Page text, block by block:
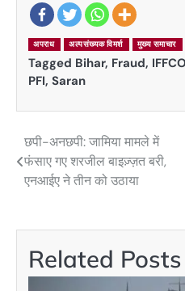
अपराध अल्पसंख्यक विमर्श मुख्य समाचार
Tagged Bihar, Fraud, IFFCO
PFI, Saran
Post
navigation
छपी-अनछपी: जामिया मामले में
फंसाए गए शरजील बाइज़्ज़त बरी,
एनआईए ने तीन को उठाया
Related Posts